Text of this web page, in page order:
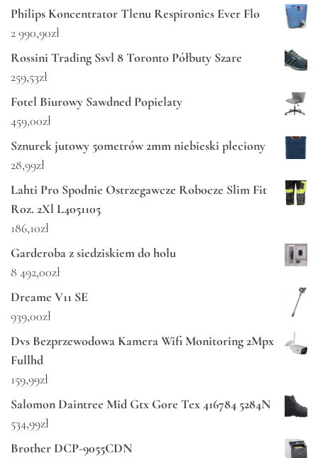
Philips Koncentrator Tlenu Respironics Ever Flo
2 990,90zł
Rossini Trading Ssvl 8 Toronto Półbuty Szare
259,53zł
Fotel Biurowy Sawdned Popielaty
459,00zł
Sznurek jutowy 50metrów 2mm niebieski pleciony
28,99zł
Lahti Pro Spodnie Ostrzegawcze Robocze Slim Fit
Roz. 2Xl L4051105
186,10zł
Garderoba z siedziskiem do holu
8 492,00zł
Dreame V11 SE
939,00zł
Dvs Bezprzewodowa Kamera Wifi Monitoring 2Mpx
Fullhd
159,99zł
Salomon Daintree Mid Gtx Gore Tex 416784 5284N
534,99zł
Brother DCP-9055CDN